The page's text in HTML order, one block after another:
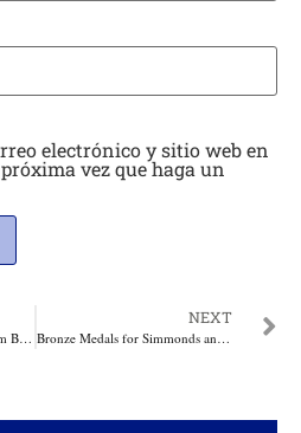
electrónico y sitio web en
vez que haga un
Swimmers Receive Boost from Backing the Best Programme
NEXT
Bronze Medals for Simmonds and Russell in Sheffield